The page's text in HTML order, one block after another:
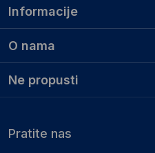
Informacije
O nama
Ne propusti
Pratite nas